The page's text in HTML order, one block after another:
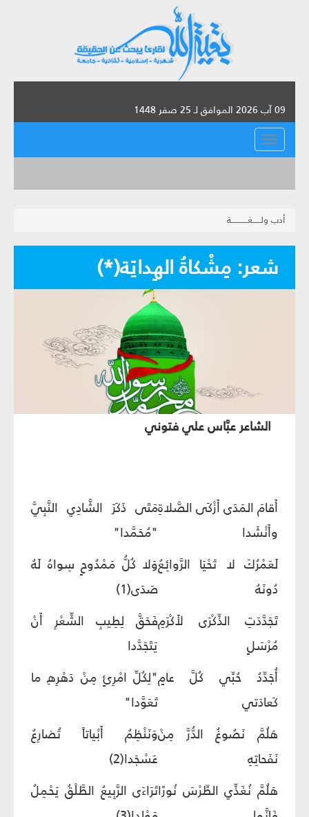
09 آب 2026 الموافق لـ 25 صفر 1448
القائمة
أدب ولــــــغــــــــــــة
شعر: مِشْكاةُ الهِدايَة(*)
الشاعر عبَّاس علي فتوني
أَقامَ المَدَى أَزْكَى الصَّلاةِ
وأَنْشَدا
مَتَى ذَكَرَ الشَّادِي النَّبِيَّ
"مُحَمَّدا"
لَعَمْرُكَ لا تَحْيَا الرَّوائِعُ
دُونَهُ
وَلا كُلُّ مَمْدُوحٍ سِواهُ لَهُ
صَدَى(1)
تَجَدَّدَتِ الذِّكْرَى لأَكْرَمِ
مُرْسَلٍ
فَحَقَّ لِطِيبِ الشِّعْرِ أَنْ
يَتَجَدَّدا
أُجَدِّدُ حُبِّي كُلَّ عامٍ
كَعادَتي
"لِكُلِّ امْرِئٍ مِنْ دَهْرِهِ ما
تَعَوَّدا"
هَلُمَّ نَصُوغُ الدُّرَّ مِنْ
نَفَحاتِهِ
وَنَنْظِمُ أَبْياتاً تُضارِعُ
عَسْجَدا(2)
هَلُمَّ نُغَذِّي الطِّرْسَ نُورًاتَرَاءَى الرَّبِيعُ الطَّلْقُ يَحْمِلُ